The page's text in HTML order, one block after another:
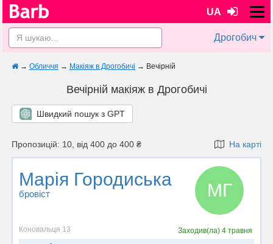
UA
Дрогобич
→ Обличчя → Макіяж в Дрогобичі → Вечірній
Вечірній макіяж в Дрогобичі
Швидкий пошук з GPT
Пропозицій: 10, від 400 до 400 ₴ На карті
Марія Городиська
бровіст МГ
Коновальця 13 Заходив(ла) 4 травня